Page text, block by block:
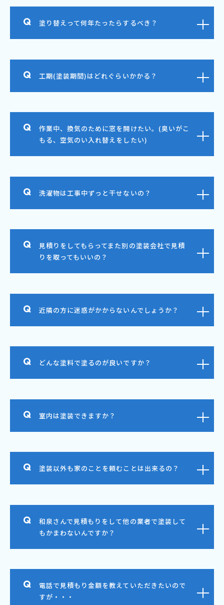
塗り替えって何年たったらするべき？
工期(塗装期間)はどれぐらいかかる？
作業中、換気のために窓を開けたい。(臭いがこ
もる、空気のい入れ替えをしたい)
洗濯物は工事中ずっと干せないの？
見積りをしてもらってまた別の塗装会社で見積
りを取ってもいいの？
近隣の方に迷惑がかからないんでしょうか？
どんな塗料で塗るのが良いですか？
室内は塗装できますか？
塗装以外も家のことを頼むことは出来るの？
和泉さんで見積もりをして他の業者で塗装して
もかまわないんですか？
電話で見積もり金額を教えていただきたいので
すが・・・